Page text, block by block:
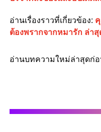
อ่านเรื่องราวที่เกี่ยวข้อง:
ต้องพรากจากหมารัก ล่า
อ่านบทความใหม่ล่าสุดก่อ